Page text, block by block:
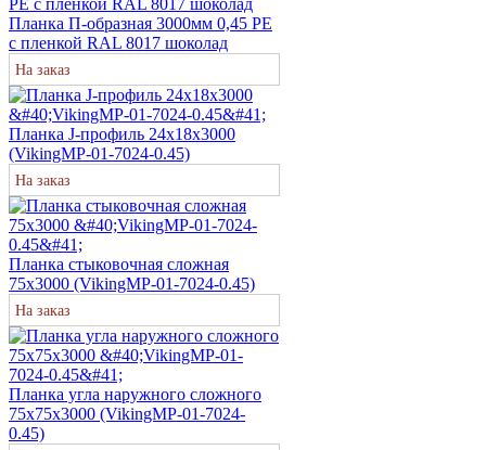
Планка П-образная 3000мм 0,45 PE
с пленкой RAL 8017 шоколад
На заказ
Планка J-профиль 24х18х3000
(VikingMP-01-7024-0.45)
На заказ
Планка стыковочная сложная
75х3000 (VikingMP-01-7024-0.45)
На заказ
Планка угла наружного сложного
75х75х3000 (VikingMP-01-7024-
0.45)